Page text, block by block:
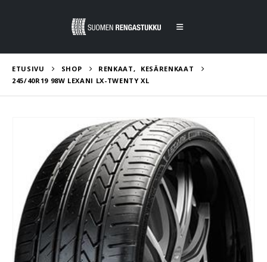
ETUSIVU SHOP RENKAAT,
KESÄRENKAAT
245/40R19 98W LEXANI LX-TWENTY XL